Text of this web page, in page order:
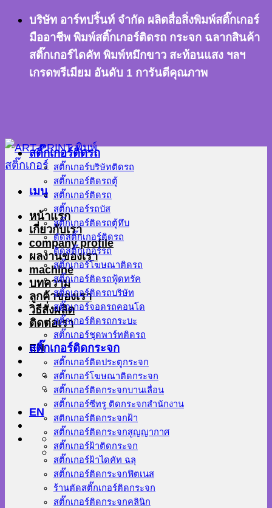
ข้าม
เนื้อหา
บริษัท อาร์ทปริ้นท์ จำกัด ผลิตสื่อสิ่งพิมพ์สติ๊กเกอร์
มืออาชีพ พิมพ์สติ๊กเกอร์ติดรถ กระจก ฉลากสินค้า
สติ๊กเกอร์ไดคัท พิมพ์หมึกขาว สะท้อนแสง ฯลฯ
เกรดพรีเมียม อันดับ 1 การันตีคุณภาพ
เมนู
หน้าแรก
เกี่ยวกับเรา
company profile
ผลงานของเรา
machine
บทความ
ลูกค้าของเรา
วิธีสั่งผลิต
ติดต่อเรา
EN
EN
สติ๊กเกอร์ติดรถ
สติ๊กเกอร์บริษัทติดรถ
สติ๊กเกอร์ติดรถตู้
สติ๊กเกอร์ติดรถ
สติ๊กเกอร์รถบัส
สติ๊กเกอร์ติดรถตู้ทึบ
ตัดสติ๊กเกอร์ติดรถ
ติดสติ๊กเกอร์รถ
สติ๊กเกอร์โฆษณาติดรถ
สติ๊กเกอร์ติดรถฟู้ดทรัค
สติ๊กเกอร์ติดรถบริษัท
สติ๊กเกอร์จอดรถคอนโด
สติ๊กเกอร์ติดรถกระบะ
สติ๊กเกอร์ชุดพาร์ทติดรถ
สติ๊กเกอร์ติดกระจก
สติ๊กเกอร์ติดประตูกระจก
สติ๊กเกอร์โฆษณาติดกระจก
สติ๊กเกอร์ติดกระจกบานเลื่อน
สติ๊กเกอร์ซีทรู ติดกระจกสำนักงาน
สติกเกอร์ติดกระจกฝ้า
สติ๊กเกอร์ติดกระจกสูญญากาศ
สติ๊กเกอร์ฝ้าติดกระจก
สติ๊กเกอร์ฝ้าไดคัท ฉลุ
สติ๊กเกอร์ติดกระจกฟิตเนส
ร้านตัดสติ๊กเกอร์ติดกระจก
สติ๊กเกอร์ติดกระจกคลินิก